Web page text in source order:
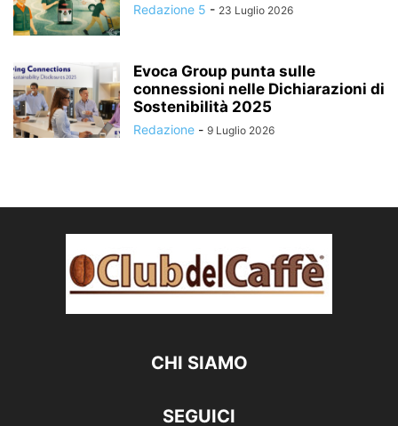
Redazione 5 - 23 Luglio 2026
Evoca Group punta sulle
connessioni nelle Dichiarazioni di
Sostenibilità 2025
Redazione - 9 Luglio 2026
CHI SIAMO
SEGUICI